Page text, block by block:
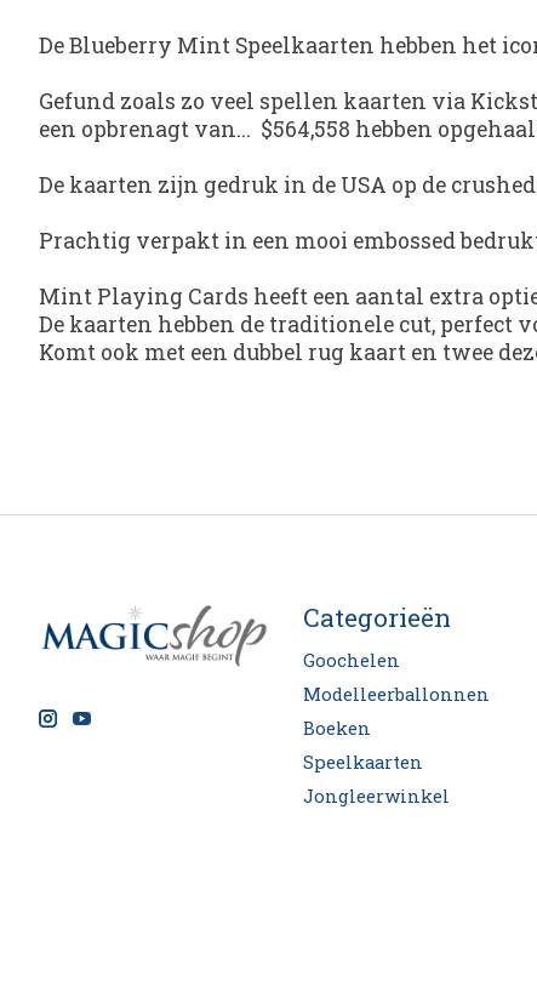
DeBlueberry Mint Speelkaarten hebben het
Gefund zoals zo veel spellen kaarten via
een opbrenagt van... $564,558 hebben
De kaarten zijn gedruk in de USA op de
Prachtig verpakt in een mooi embossed
Mint Playing Cards heeft een aantal extra
De kaarten hebben de traditionele cut, perfect
Komt ook met een dubbel rug kaart en twee
Categorieën
Goochelen
Modelleerballonnen
Boeken
Speelkaarten
Jongleerwinkel